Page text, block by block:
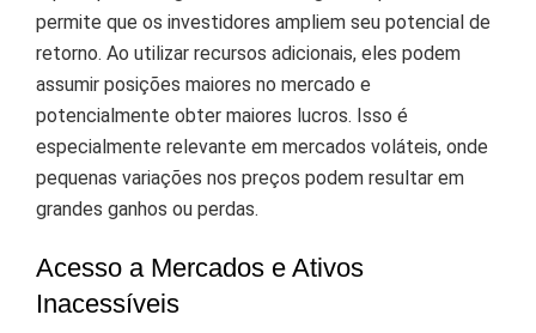
permite que os investidores ampliem seu potencial de
retorno. Ao utilizar recursos adicionais, eles podem
assumir posições maiores no mercado e
potencialmente obter maiores lucros. Isso é
especialmente relevante em mercados voláteis, onde
pequenas variações nos preços podem resultar em
grandes ganhos ou perdas.
Acesso a Mercados e Ativos
Inacessíveis